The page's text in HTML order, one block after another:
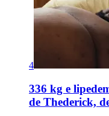
4
336 kg e
de Thederick,